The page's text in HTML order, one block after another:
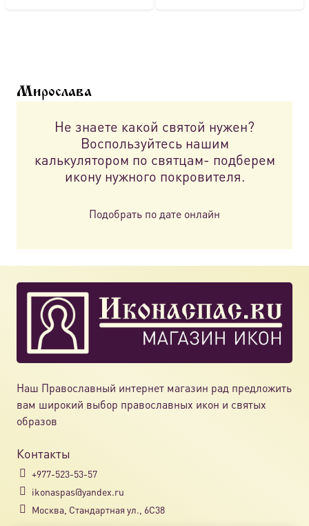
выбрать
странице
товара.
Мирослава
Не знаете какой святой нужен?
Воспользуйтесь нашим
калькулятором по святцам- подберем
икону нужного покровителя.
Подобрать по дате онлайн
Наш Православный интернет магазин рад предложить
вам широкий выбор православных икон и святых
образов
Контакты
+977-523-53-57
ikonaspas@yandex.ru
Москва, Стандартная ул., 6С38